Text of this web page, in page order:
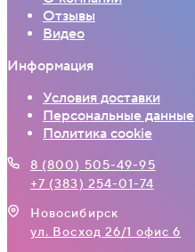
Отзывы
Видео
Информация
Условия доставки
Персональные данные
Политика cookie
8 (800) 505-49-95
+7 (383) 254-01-74
Новосибирск
ул. Восход 26/1 офис 6